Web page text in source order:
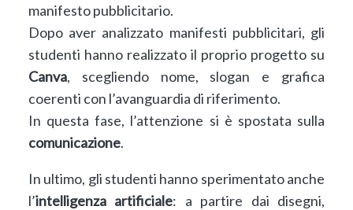
manifesto pubblicitario.
Dopo aver analizzato manifesti pubblicitari, gli
studenti hanno realizzato il proprio progetto su
Canva, scegliendo nome, slogan e grafica
coerenti con l’avanguardia di riferimento.
In questa fase, l’attenzione si è spostata sulla
comunicazione.
In ultimo, gli studenti hanno sperimentato anche
l’intelligenza artificiale: a partire dai disegni,